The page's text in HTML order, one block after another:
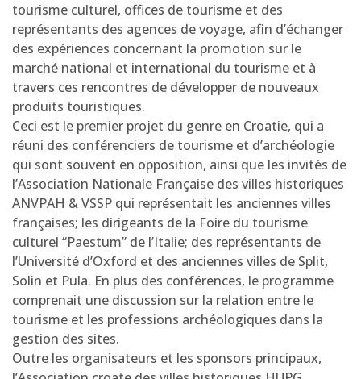
tourisme culturel, offices de tourisme et des
représentants des agences de voyage, afin d’échanger
des expériences concernant la promotion sur le
marché national et international du tourisme et à
travers ces rencontres de développer de nouveaux
produits touristiques.
Ceci est le premier projet du genre en Croatie, qui a
réuni des conférenciers de tourisme et d’archéologie
qui sont souvent en opposition, ainsi que les invités de
l’Association Nationale Française des villes historiques
ANVPAH & VSSP qui représentait les anciennes villes
françaises; les dirigeants de la Foire du tourisme
culturel “Paestum” de l’Italie; des représentants de
l’Université d’Oxford et des anciennes villes de Split,
Solin et Pula. En plus des conférences, le programme
comprenait une discussion sur la relation entre le
tourisme et les professions archéologiques dans la
gestion des sites.
Outre les organisateurs et les sponsors principaux,